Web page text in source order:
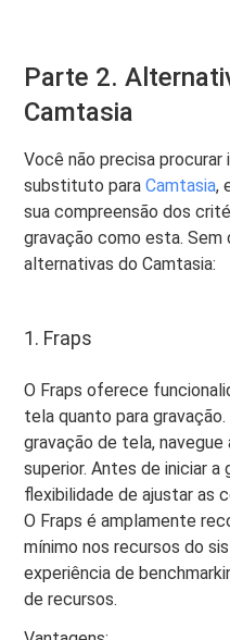
Parte 2.
Camtasia
Você não precisa
substituto paraCamtasia,
sua compreensão dos
gravação como esta. Sem
alternativas do Camtasia:
1. Fraps
O Fraps oferece
tela quanto para
gravação de tela,
superior. Antes de iniciar
flexibilidade de ajustar as
O Fraps é amplamente
mínimo nos recursos do
experiência de
de recursos.